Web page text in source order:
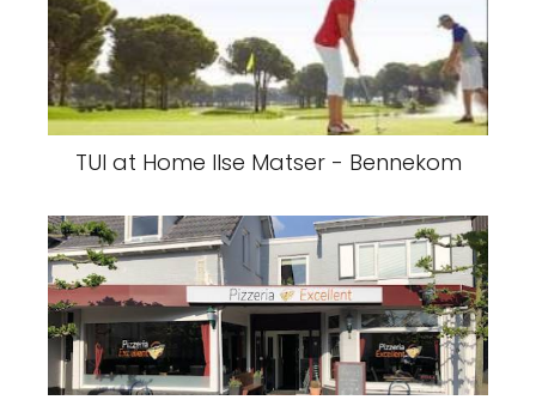
TUI at Home Ilse Matser - Bennekom